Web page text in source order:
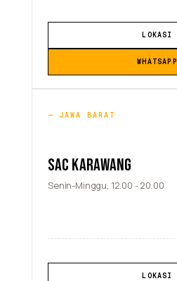
LOKASI
WHATSAPP
JAWA BARAT
SAC KARAWANG
Senin-Minggu, 12.00 - 20.00
LOKASI